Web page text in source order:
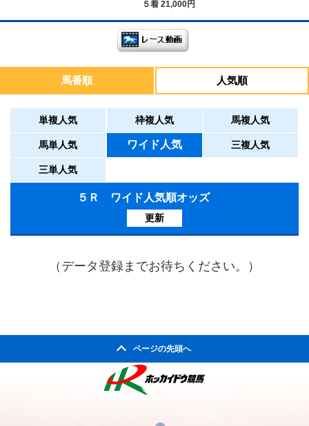
５着 21,000円
馬番順 人気順
単複人気 枠複人気 馬複人気
馬単人気 ワイド人気 三複人気
三単人気
５Ｒ ワイド人気順オッズ
更新
（データ登録までお待ちください。）
ページの先頭へ